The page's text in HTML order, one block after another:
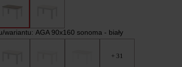
wariantu: AGA 90x160 sonoma - biały
+ 31